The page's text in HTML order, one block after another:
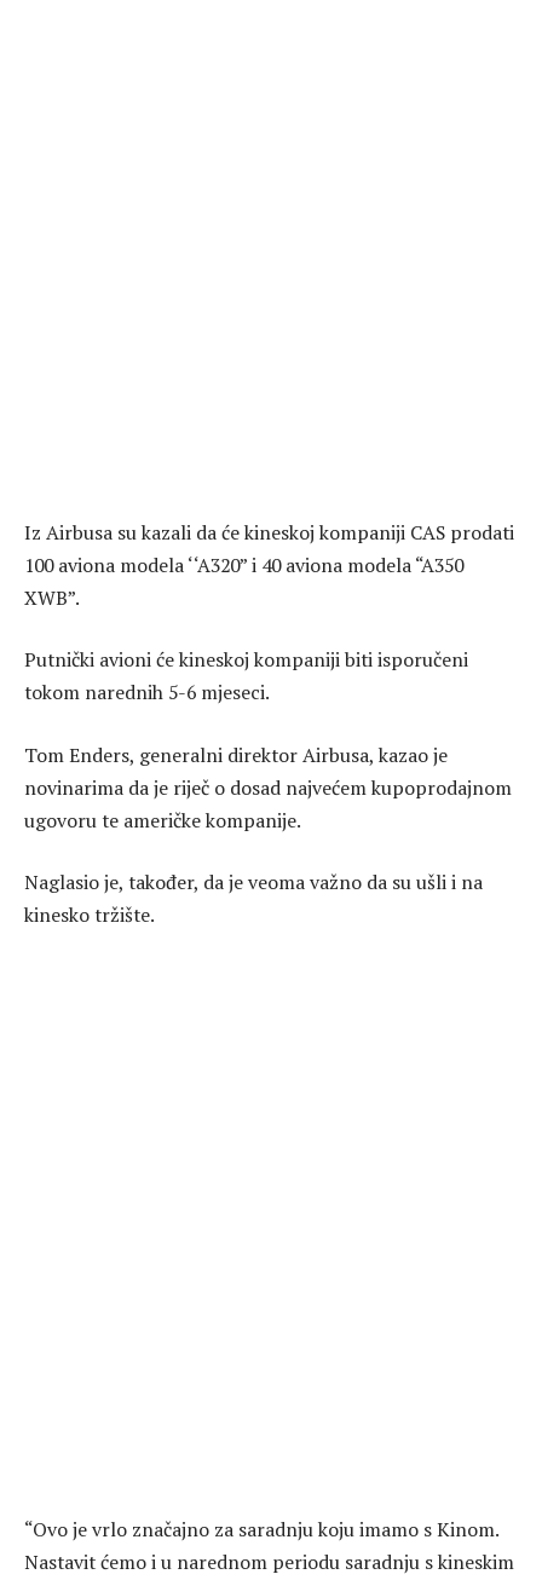
Iz Airbusa su kazali da će kineskoj kompaniji CAS prodati
100 aviona modela ‘‘A320” i 40 aviona modela “A350
XWB”.
Putnički avioni će kineskoj kompaniji biti isporučeni
tokom narednih 5-6 mjeseci.
Tom Enders, generalni direktor Airbusa, kazao je
novinarima da je riječ o dosad najvećem kupoprodajnom
ugovoru te američke kompanije.
Naglasio je, također, da je veoma važno da su ušli i na
kinesko tržište.
“Ovo je vrlo značajno za saradnju koju imamo s Kinom.
Nastavit ćemo i u narednom periodu saradnju s kineskim